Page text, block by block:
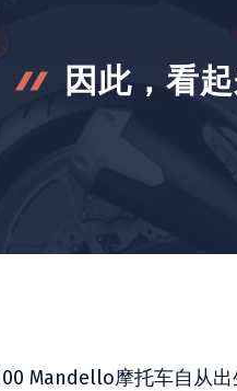
因此，看
Mandello摩托车自从